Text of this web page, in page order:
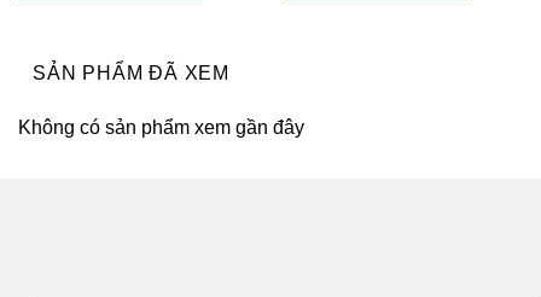
SẢN PHẨM ĐÃ XEM
Không có sản phẩm xem gần đây